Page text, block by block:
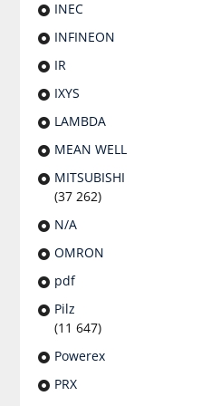
INEC
INFINEON
IR
IXYS
LAMBDA
MEAN WELL
MITSUBISHI
(37 262)
N/A
OMRON
pdf
Pilz
(11 647)
Powerex
PRX